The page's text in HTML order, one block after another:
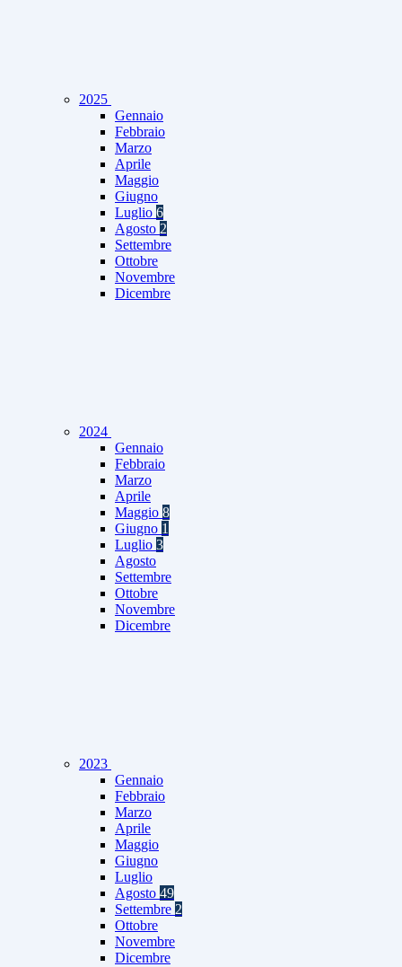
2025
Gennaio
Febbraio
Marzo
Aprile
Maggio
Giugno
Luglio 6
Agosto 2
Settembre
Ottobre
Novembre
Dicembre
2024
Gennaio
Febbraio
Marzo
Aprile
Maggio 8
Giugno 1
Luglio 3
Agosto
Settembre
Ottobre
Novembre
Dicembre
2023
Gennaio
Febbraio
Marzo
Aprile
Maggio
Giugno
Luglio
Agosto 49
Settembre 2
Ottobre
Novembre
Dicembre